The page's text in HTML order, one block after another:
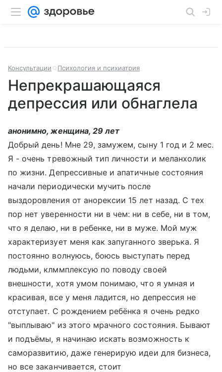
Консультации Психология и психиатрия
Непрекрашающаяся
депрессия или обнаглела
анонимно, женщина, 29 лет
Добрый день! Мне 29, замужем, сыну 1 год и 2 мес.
Я - очень тревожный тип личности и меланхолик
по жизни. Депрессивные и апатичные состояния
начали периодически мучить после
выздоровления от анорексии 15 лет назад. С тех
пор нет уверенности ни в чем: ни в себе, ни в том,
что я делаю, ни в ребенке, ни в муже. Мой муж
характеризует меня как запуганного зверька. Я
постоянно волнуюсь, боюсь выступать перед
людьми, клммплексую по поводу своей
внешности, хотя умом понимаю, что я умная и
красивая, все у меня ладится, но депрессия не
отступает. С рождением ребёнка я очень редко
"выплываю" из этого мрачного состояния. Бывают
и подъёмы, я начинаю искать возможность к
саморазвитию, даже генерирую идеи для бизнеса,
но все заканчивается, стоит